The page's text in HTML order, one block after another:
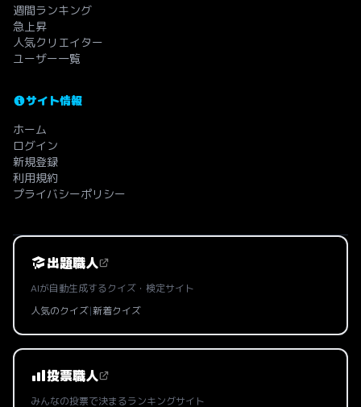
週間ランキング
急上昇
人気クリエイター
ユーザー一覧
サイト情報
ホーム
ログイン
新規登録
利用規約
プライバシーポリシー
出題職人
AIが自動生成するクイズ・検定サイト
人気のクイズ|新着クイズ
投票職人
みんなの投票で決まるランキングサイト